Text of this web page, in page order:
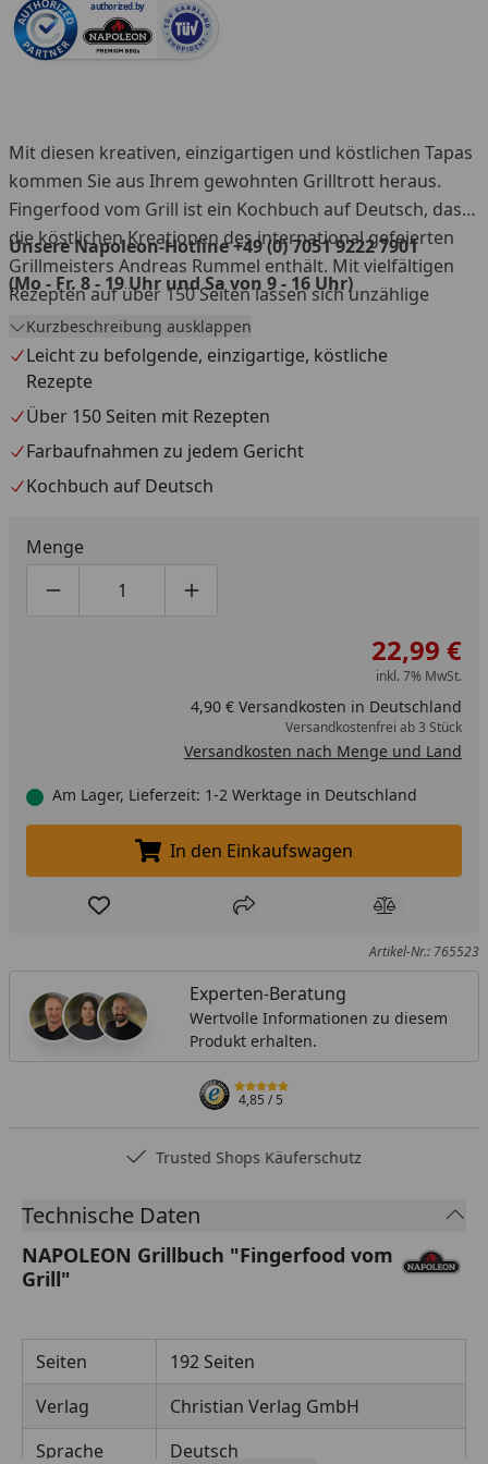
authorized.by
Mit diesen kreativen, einzigartigen und köstlichen Tapas
kommen Sie aus Ihrem gewohnten Grilltrott heraus.
Fingerfood vom Grill ist ein Kochbuch auf Deutsch, das
die köstlichen Kreationen des international gefeierten
Grillmeisters Andreas Rummel enthält. Mit vielfältigen
Rezepten auf über 150 Seiten lassen sich unzählige
köstliche Gerichte kreieren. Essen Sie mit den Händen
oder genießen Sie Häppchen am Spieß, auf dem Löffel
oder gerollt. Die leicht zu befolgenden Rezepte und
farbprächtigen Fotos führen Sie auf eine kulinarische
Küche profitiert von einem Napoleon Grillzubehör. Unser
Zubehör bietet Ihnen das Wesentliche für die
eine Vielzahl kreativer Ergänzungen, um Ihren
kulinarischen Horizont zu erweitern.
Unsere Napoleon-Hotline +49 (0) 7051 9222 7901
(Mo - Fr. 8 - 19 Uhr und Sa von 9 - 16 Uhr)
Kurzbeschreibung ausklappen
Leicht zu befolgende, einzigartige, köstliche
Rezepte
Über 150 Seiten mit Rezepten
Farbaufnahmen zu jedem Gericht
Kochbuch auf Deutsch
Menge
Produktmenge um eins verringern
Produktmenge manuell eingeben
Produktmenge um eins erhöhen
22,99 €
inkl. 7% MwSt.
4,90 € Versandkosten in Deutschland
Versandkostenfrei ab 3 Stück
Versandkosten nach Menge und Land
Am Lager, Lieferzeit: 1-2 Werktage in Deutschland
In den Einkaufswagen legen
In den Einkaufswagen
Produkt zur Wunschliste hinzufügen
Teilen Produkt
Artikel-Nr.: 765523
Experten-Beratung
Wertvolle Informationen zu diesem
Produkt erhalten.
4,85/ 5
Trusted Shops Käuferschutz
Technische Daten
NAPOLEON Grillbuch "Fingerfood vom
Grill"
Seiten
192 Seiten
Verlag
Christian Verlag GmbH
Sprache
Deutsch